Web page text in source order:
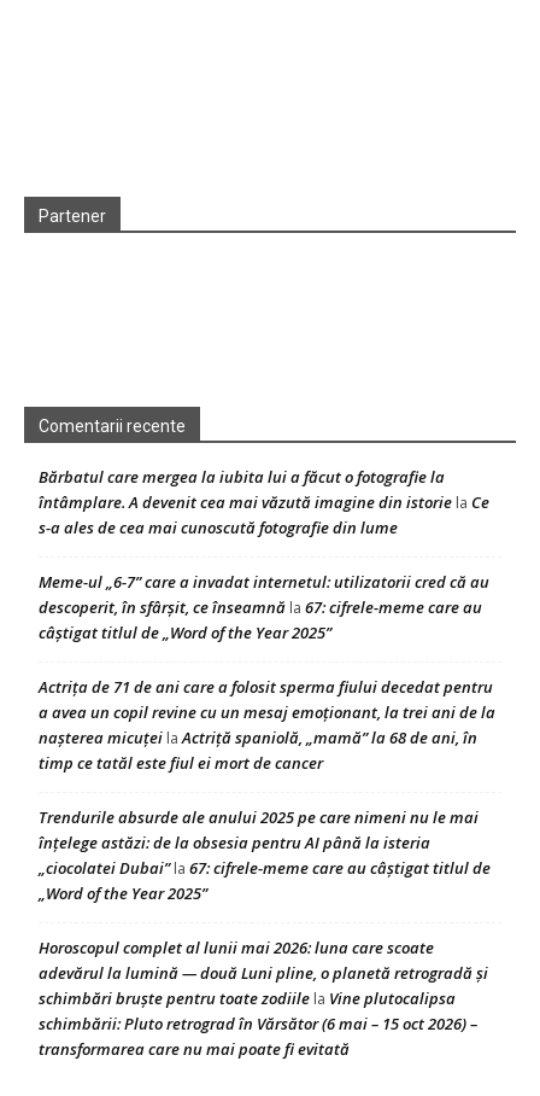
Partener
Comentarii recente
Bărbatul care mergea la iubita lui a făcut o fotografie la
întâmplare. A devenit cea mai văzută imagine din istorie la Ce
s-a ales de cea mai cunoscută fotografie din lume
Meme-ul „6-7” care a invadat internetul: utilizatorii cred că au
descoperit, în sfârșit, ce înseamnă la 67: cifrele-meme care au
câștigat titlul de „Word of the Year 2025”
Actrița de 71 de ani care a folosit sperma fiului decedat pentru
a avea un copil revine cu un mesaj emoționant, la trei ani de la
nașterea micuței laActriță spaniolă, „mamă” la 68 de ani, în
timp ce tatăl este fiul ei mort de cancer
Trendurile absurde ale anului 2025 pe care nimeni nu le mai
înțelege astăzi: de la obsesia pentru AI până la isteria
„ciocolatei Dubai”la 67: cifrele-meme care au câștigat titlul de
„Word of the Year 2025”
Horoscopul complet al lunii mai 2026: luna care scoate
adevărul la lumină — două Luni pline, o planetă retrogradă și
schimbări bruște pentru toate zodiile la Vine plutocalipsa
schimbării: Pluto retrograd în Vărsător (6 mai – 15 oct 2026) –
transformarea care nu mai poate fi evitată